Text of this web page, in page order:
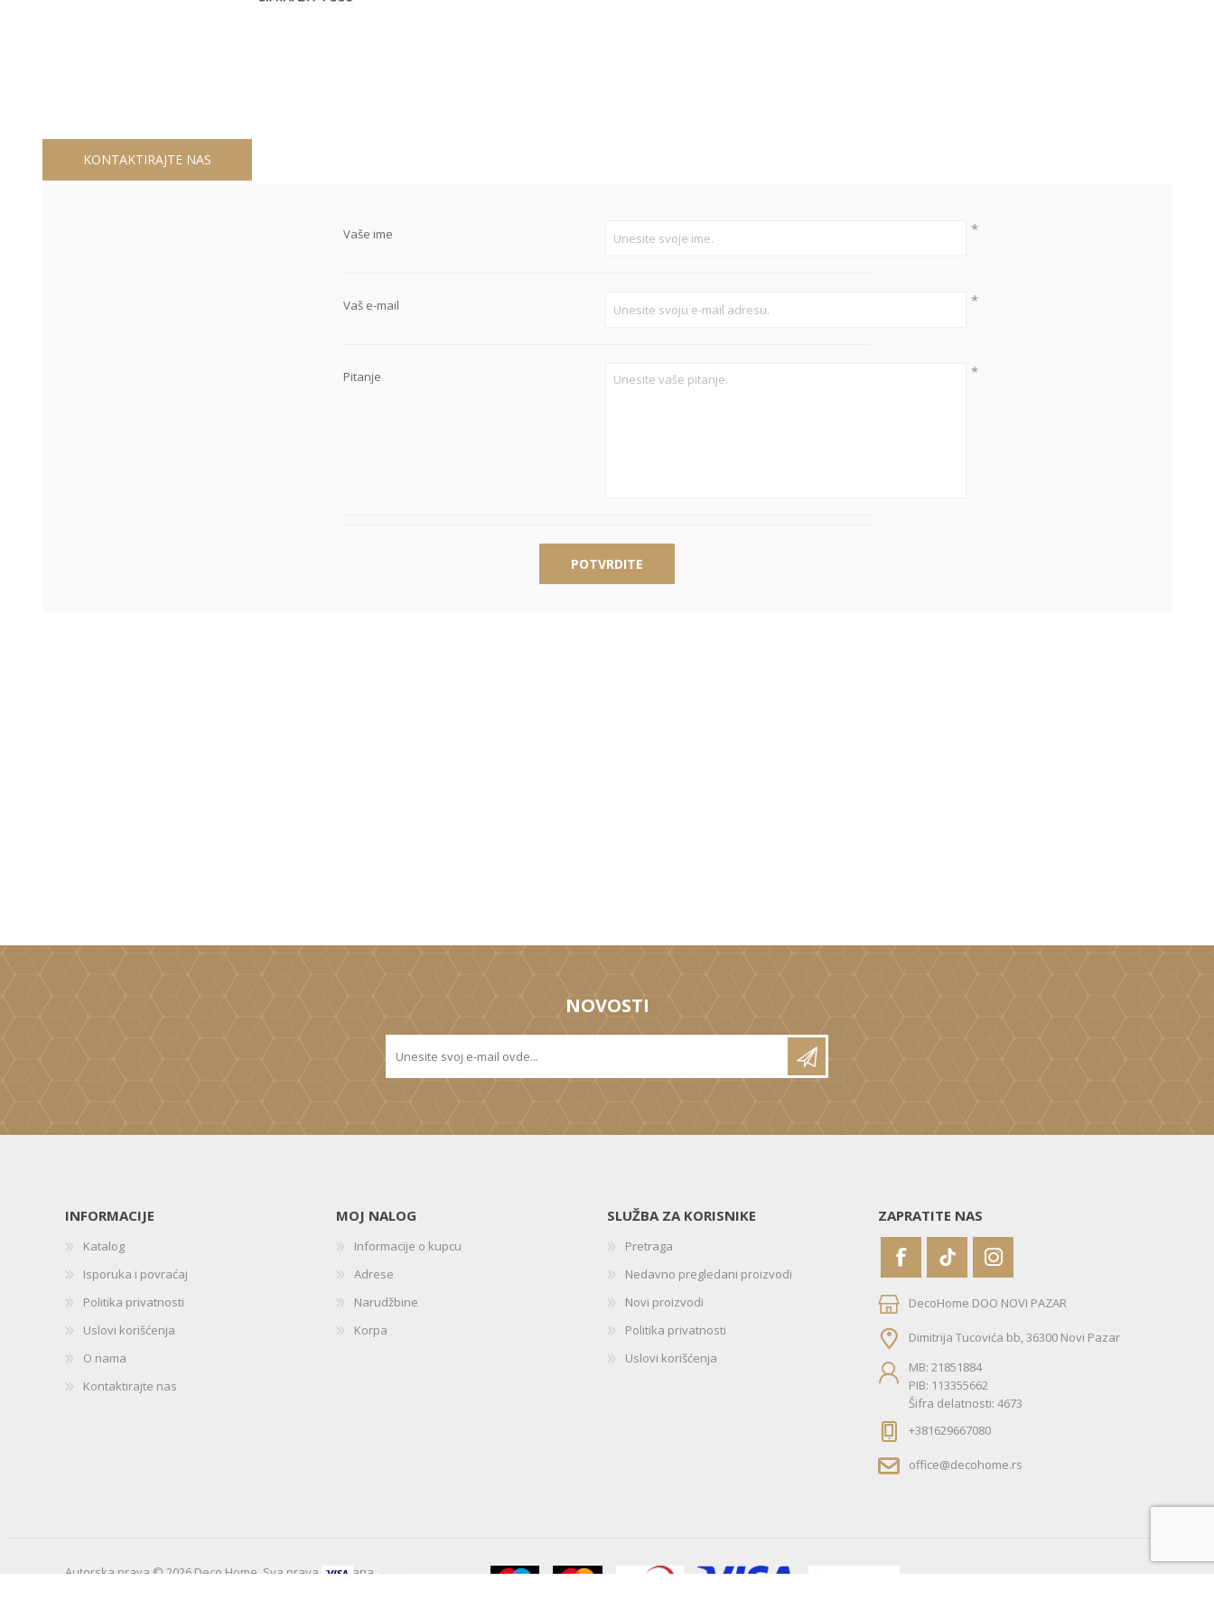
KONTAKTIRAJTE NAS
Vaše ime *
Vaš e-mail *
Pitanje *
POTVRDITE
NOVOSTI
INFORMACIJE
Katalog
Isporuka i povraćaj
Politika privatnosti
Uslovi korišćenja
O nama
Kontaktirajte nas
MOJ NALOG
Informacije o kupcu
Adrese
Narudžbine
Korpa
SLUŽBA ZA KORISNIKE
Pretraga
Nedavno pregledani proizvodi
Novi proizvodi
Politika privatnosti
Uslovi korišćenja
ZAPRATITE NAS
DecoHome DOO NOVI PAZAR
Dimitrija Tucovića bb, 36300 Novi Pazar
MB: 21851884
PIB: 113355662
Šifra delatnosti: 4673
+381629667080
office@decohome.rs
Autorska prava © 2026 Deco Home. Sva prava zadržana.